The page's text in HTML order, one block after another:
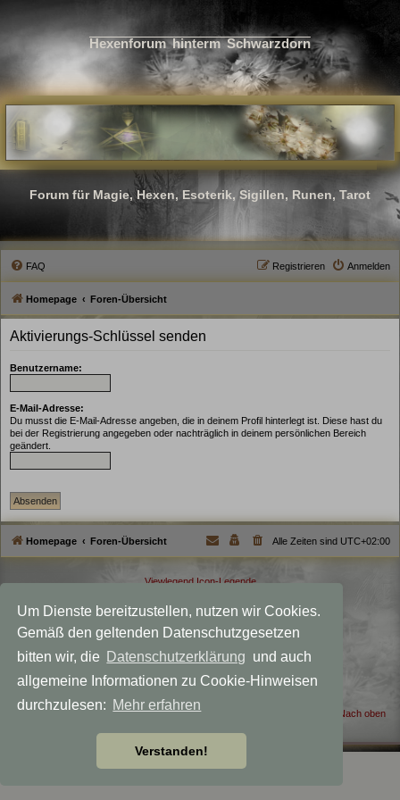
Um Dienste bereitzustellen, nutzen wir Cookies.
Gemäß den geltenden Datenschutzgesetzen
bitten wir, die
Datenschutzerklärung und auch
allgemeine Informationen zu Cookie-Hinweisen
durchzulesen: Mehr erfahren
Verstanden!
Hexenforum hinterm Schwarzdorn
Forum für Magie, Hexen, Esoterik, Sigillen, Runen, Tarot
FAQ Anmelden
Registrieren
Homepage Foren-Übersicht
Aktivierungs-Schlüssel senden
Benutzername:
E-Mail-Adresse:
Du musst die E-Mail-Adresse angeben, die in deinem Profil hinterlegt ist. Diese hast du
bei der Registrierung angegeben oder nachträglich in deinem persönlichen Bereich
geändert.
Homepage Foren-Übersicht Alle Zeiten sind UTC+02:00
Viewlegend Icon-Legende
Powered by phpBB® Forum Software © phpBB Limited
Deutsche Übersetzung durch
Datenschutz|Nutzungsbedingungen
Style MagicMystical modified byTalk19Zehn
phpBB-Themes by: OnGrayDesigns.de
Nach oben